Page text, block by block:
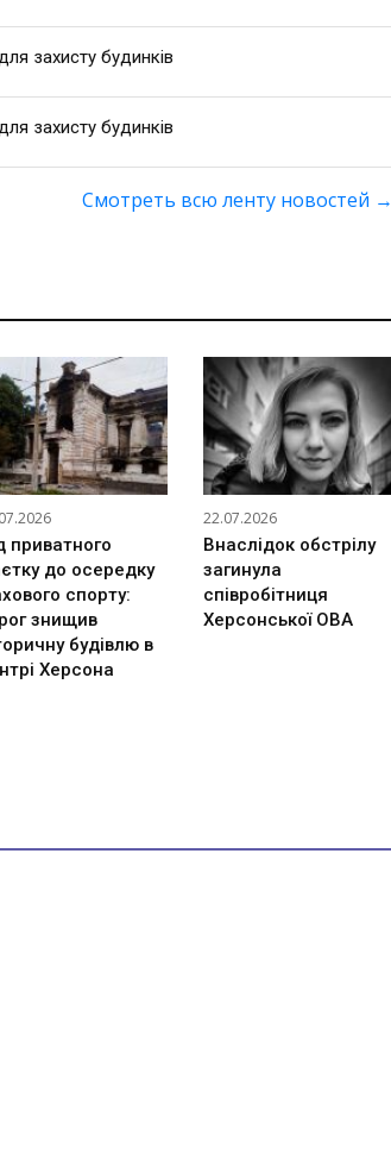
захисту будинків
захисту будинків
Смотреть всю ленту новостей →
приватного
до осередку
спорту:
знищив
будівлю в
Херсона
22.07.2026
Внаслідок обстрілу
загинула
співробітниця
Херсонської ОВА